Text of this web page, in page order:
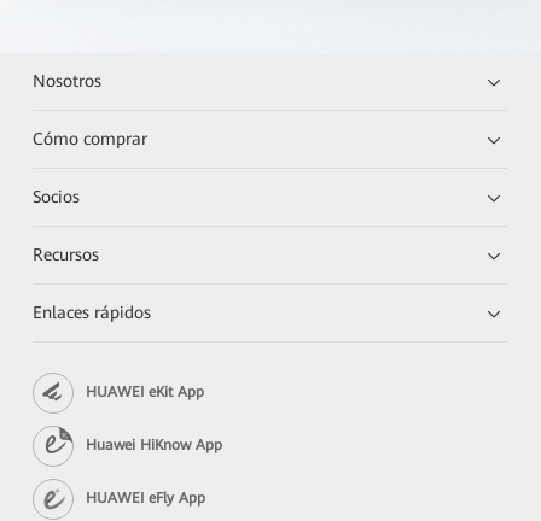
Nosotros
Cómo comprar
Socios
Recursos
Enlaces rápidos
HUAWEI eKit App
Huawei HiKnow App
HUAWEI eFly App